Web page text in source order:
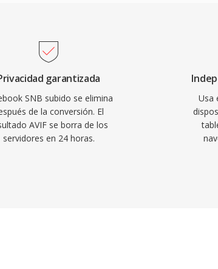
garantizada
SNB subido se elimina
de la conversión. El
AVIF se borra de los
servidores en 24 horas.
Usa